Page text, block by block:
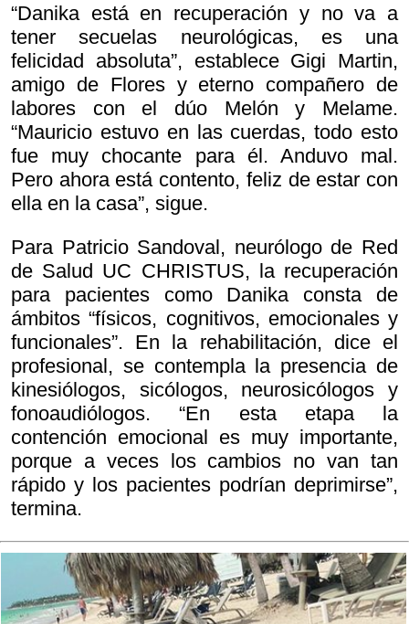
“Danika está en recuperación y no va a
tener secuelas neurológicas, es una
felicidad absoluta”, establece Gigi Martin,
amigo de Flores y eterno compañero de
labores con el dúo Melón y Melame.
“Mauricio estuvo en las cuerdas, todo esto
fue muy chocante para él. Anduvo mal.
Pero ahora está contento, feliz de estar con
ella en la casa”, sigue.
Para Patricio Sandoval, neurólogo de Red
de Salud UC CHRISTUS, la recuperación
para pacientes como Danika consta de
ámbitos “físicos, cognitivos, emocionales y
funcionales”. En la rehabilitación, dice el
profesional, se contempla la presencia de
kinesiólogos, sicólogos, neurosicólogos y
fonoaudiólogos. “En esta etapa la
contención emocional es muy importante,
porque a veces los cambios no van tan
rápido y los pacientes podrían deprimirse”,
termina.